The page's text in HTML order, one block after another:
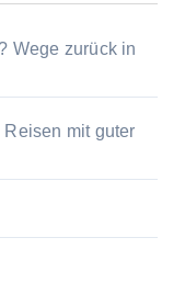
Wege zurück in
mit guter